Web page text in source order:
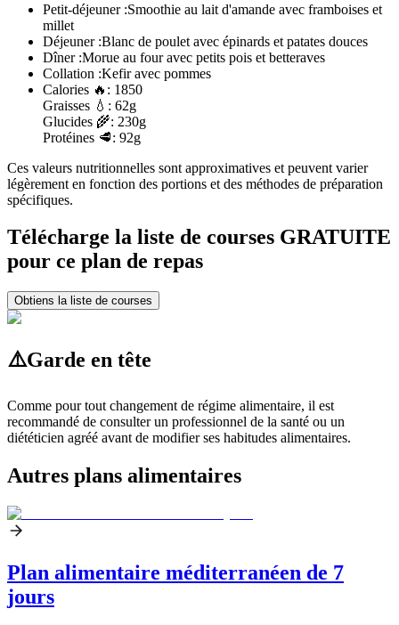
Petit-déjeuner :Smoothie au lait d'amande avec framboises et
millet
Déjeuner :Blanc de poulet avec épinards et patates douces
Dîner :Morue au four avec petits pois et betteraves
Collation :Kefir avec pommes
Calories 🔥: 1850
Graisses 💧: 62g
Glucides 🌾: 230g
Protéines 🥩: 92g
Ces valeurs nutritionnelles sont approximatives et peuvent varier
légèrement en fonction des portions et des méthodes de préparation
spécifiques.
Télécharge la liste de courses GRATUITE
pour ce plan de repas
Obtiens la liste de courses
⚠️Garde en tête
Comme pour tout changement de régime alimentaire, il est
recommandé de consulter un professionnel de la santé ou un
diététicien agréé avant de modifier ses habitudes alimentaires.
Autres plans alimentaires
Plan alimentaire méditerranéen de 7
jours